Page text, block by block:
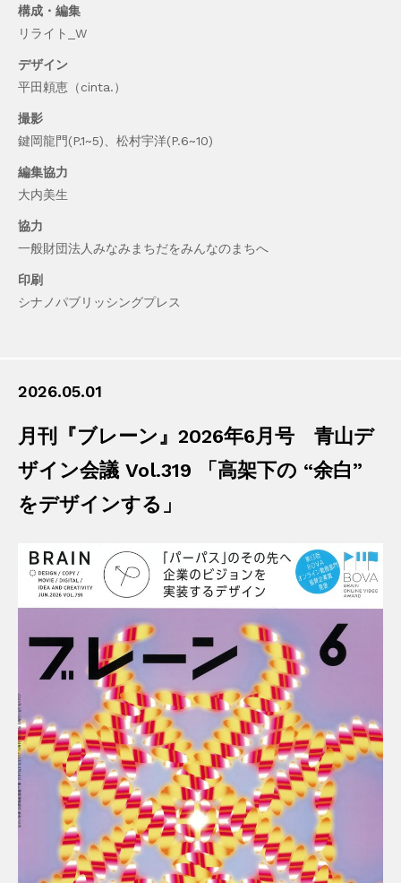
構成・編集
リライト_W
デザイン
平田頼恵（cinta.）
撮影
鍵岡龍門(P.1~5)、松村宇洋(P.6~10)
編集協力
大内美生
協力
一般財団法人みなみまちだをみんなのまちへ
印刷
シナノパブリッシングプレス
2026.05.01
月刊『ブレーン』2026年6月号 青山デ
ザイン会議 Vol.319 「高架下の “余白”
をデザインする」